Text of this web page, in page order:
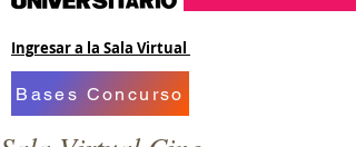
Ingresar a la Sala Virtual
Bases Concurso